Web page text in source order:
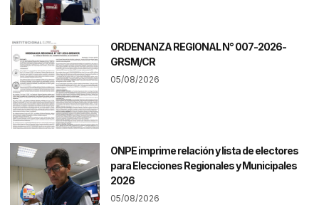
ORDENANZA REGIONAL N° 007-2026-
GRSM/CR
05/08/2026
ONPE imprime relación y lista de electores
para Elecciones Regionales y Municipales
2026
05/08/2026